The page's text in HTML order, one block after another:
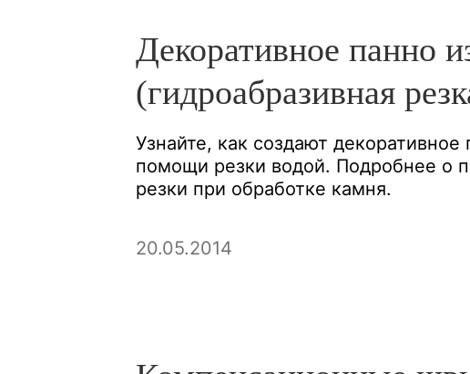
Декоративное панно
(гидроабразивная
Узнайте, как создают
помощи резки водой. Подробнее о
резки при обработке камня.
20.05.2014